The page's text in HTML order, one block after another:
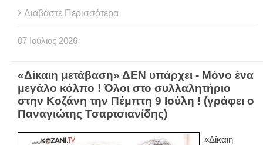
Διαβάστε Περισσότερα
07 Ιούλιος 2026
«Δίκαιη μετάβαση» ΔΕΝ υπάρχει - Μόνο ένα
μεγάλο κόλπο ! Όλοι στο συλλαλητήριο
στην Κοζάνη την Πέμπτη 9 Ιούλη ! (γράφει ο
Παναγιώτης Τσαρτσιανίδης)
«Δίκαιη